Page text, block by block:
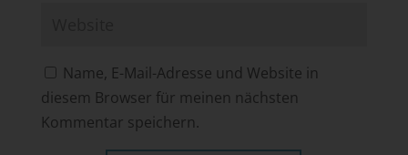
Name, E-Mail-Adresse und Website in
diesem Browser für meinen nächsten
Kommentar speichern.